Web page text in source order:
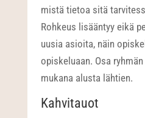
mistä tietoa sitä
Rohkeus lisääntyy eikä
uusia asioita, näin
opiskeluaan. Osa
mukana alusta lähtien.
Kahvitauot